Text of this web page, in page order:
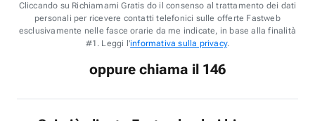
Cliccando su Richiamami Gratis do il consenso al trattamento dei dati
personali per ricevere contatti telefonici sulle offerte Fastweb
esclusivamente nelle fasce orarie da me indicate, in base alla finalità
#1. Leggi l'informativa sulla privacy.
oppure chiama il 146